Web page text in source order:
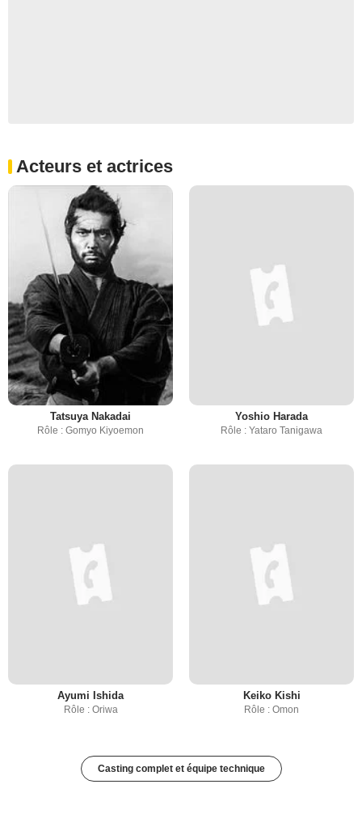
Acteurs et actrices
Tatsuya Nakadai
Rôle : Gomyo Kiyoemon
Yoshio Harada
Rôle : Yataro Tanigawa
Ayumi Ishida
Rôle : Oriwa
Keiko Kishi
Rôle : Omon
Casting complet et équipe technique